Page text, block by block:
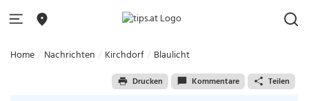
Home Nachrichten Kirchdorf Blaulicht
Drucken Kommentare Teilen